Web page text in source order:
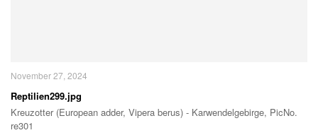
November 27, 2024
Reptilien299.jpg
Kreuzotter (European adder, Vipera berus) - Karwendelgebirge, PicNo.
re301